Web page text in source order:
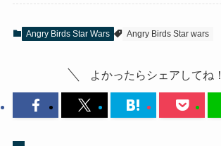
Angry Birds Star Wars Angry Birds Star wars
よかったらシェアしてね！